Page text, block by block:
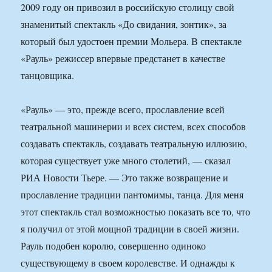
2009 году он привозил в российскую столицу свой
знаменитый спектакль «До свидания, зонтик», за
который был удостоен премии Мольера. В спектакле
«Рауль» режиссер впервые предстанет в качестве
танцовщика.
«Рауль» — это, прежде всего, прославление всей
театральной машинерии и всех систем, всех способов
создавать спектакль, создавать театральную иллюзию,
которая существует уже много столетий, — сказал
РИА Новости Тьере. — Это также возвращение и
прославление традиции пантомимы, танца. Для меня
этот спектакль стал возможностью показать все то, что
я получил от этой мощной традиции в своей жизни.
Рауль подобен королю, совершенно одиноко
существующему в своем королевстве. И однажды к